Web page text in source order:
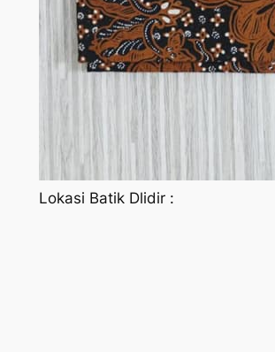
Lokasi Batik Dlidir :